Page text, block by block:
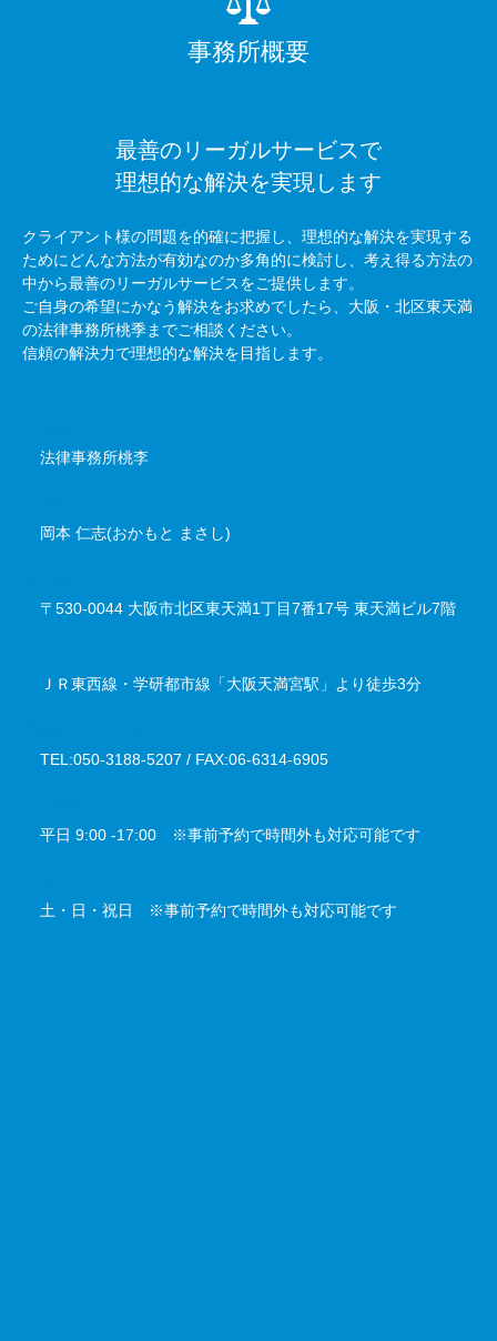
事務所概要
最善のリーガルサービスで
理想的な解決を実現します
クライアント様の問題を的確に把握し、理想的な解決を実現する
ためにどんな方法が有効なのか多角的に検討し、考え得る方法の
中から最善のリーガルサービスをご提供します。
ご自身の希望にかなう解決をお求めでしたら、大阪・北区東天満
の法律事務所桃季までご相談ください。
信頼の解決力で理想的な解決を目指します。
法律事務所桃李
岡本 仁志(おかもと まさし)
〒530-0044 大阪市北区東天満1丁目7番17号 東天満ビル7階
ＪＲ東西線・学研都市線「大阪天満宮駅」より徒歩3分
TEL:050-3188-5207 / FAX:06-6314-6905
平日 9:00 -17:00 ※事前予約で時間外も対応可能です
土・日・祝日 ※事前予約で時間外も対応可能です